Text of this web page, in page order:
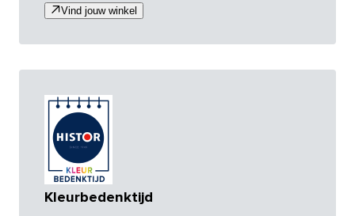
Vind jouw winkel
Kleurbedenktijd